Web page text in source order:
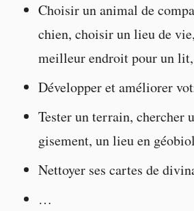
Choisir un animal de
chien, choisir un lieu de
meilleur endroit pour un
Développer et améliorer
Tester un terrain, chercher
gisement, un lieu en
Nettoyer ses cartes de
…